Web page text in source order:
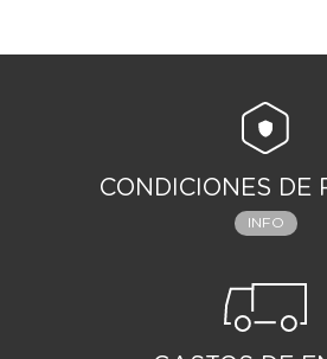
CONDICIONES DE
INFO